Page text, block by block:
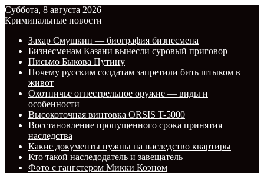
Суббота, 8 августа 2026
Криминальные новости
Захар Смушкин — биография бизнесмена
Бизнесменам Казани вынесли суровый приговор
Письмо Быкова Путину
Почему русским солдатам запретили бить штыком в
живот
Охотничье огнестрельное оружие — виды и
особенности
Высокоточная винтовка ORSIS T-5000
Восстановление пропущенного срока принятия
наследства
Какие документы нужны на наследство квартиры
Кто такой наследодатель и завещатель
Фото с гангстером Микки Коэном